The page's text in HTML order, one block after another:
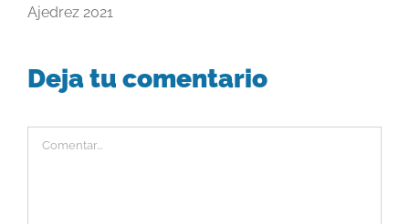
Ajedrez 2021
Deja tu comentario